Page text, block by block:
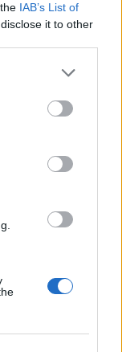
IAB’s List of
it to other
kérnek?
laza